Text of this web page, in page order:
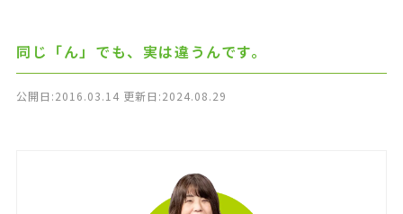
同じ「ん」でも、実は違うんです。
公開日:2016.03.14 更新日:2024.08.29